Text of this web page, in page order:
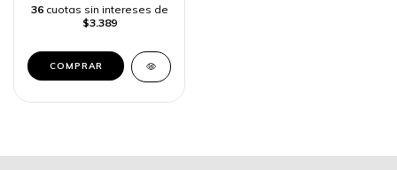
36 cuotas sin intereses de
$3.389